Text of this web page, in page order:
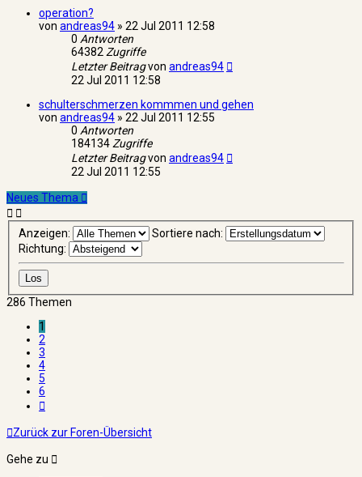
operation?
von andreas94 » 22 Jul 2011 12:58
0 Antworten
64382Zugriffe
Letzter Beitragvon andreas94
22 Jul 2011 12:58
schulterschmerzen kommmen und gehen
von andreas94 » 22 Jul 2011 12:55
0 Antworten
184134Zugriffe
Letzter Beitragvon andreas94
22 Jul 2011 12:55
Neues Thema
Anzeigen:
Sortiere nach:
Richtung:
286 Themen
1
2
3
4
5
6
Zurück zur Foren-Übersicht
Gehe zu